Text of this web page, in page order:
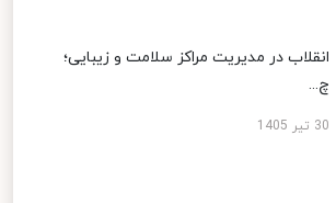
انقلاب در مدیریت مراکز سلامت و زیبایی؛
چ...
30 تیر 1405